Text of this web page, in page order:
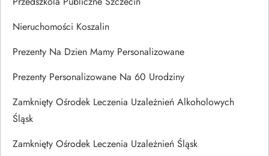
Nieruchomości Koszalin
Prezenty Na Dzien Mamy Personalizowane
Prezenty Personalizowane Na 60 Urodziny
Zamknięty Ośrodek Leczenia Uzależnień Alkoholowych
Śląsk
Zamknięty Ośrodek Leczenia Uzależnień Śląsk